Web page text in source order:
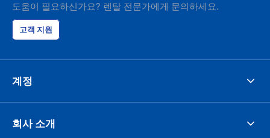
도움이 필요하신가요? 렌탈 전문가에게 문의하세요.
고객 지원
계정
회사 소개